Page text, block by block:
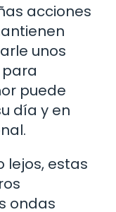
acciones
unos
puede
día y en
lejos, estas
ondas